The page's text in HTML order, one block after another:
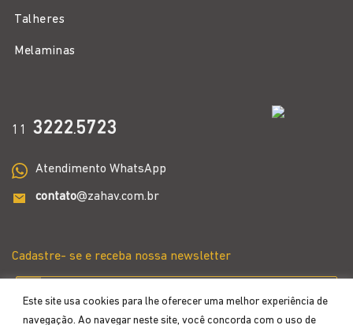
Este site usa cookies para lhe oferecer uma melhor experiência de
navegação. Ao navegar neste site, você concorda com o uso de
Talheres
Melaminas
11 3222.5723
Atendimento WhatsApp
contato@zahav.com.br
Cadastre- se e receba nossa newsletter